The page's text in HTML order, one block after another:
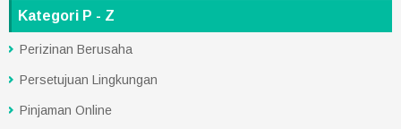
Kategori P - Z
Perizinan Berusaha
Persetujuan Lingkungan
Pinjaman Online